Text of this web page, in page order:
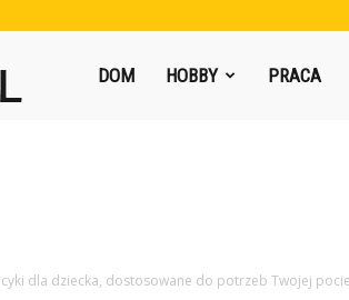
DOM HOBBY PRACA
dla dziecka, dostosowane do potrzeb Twojej